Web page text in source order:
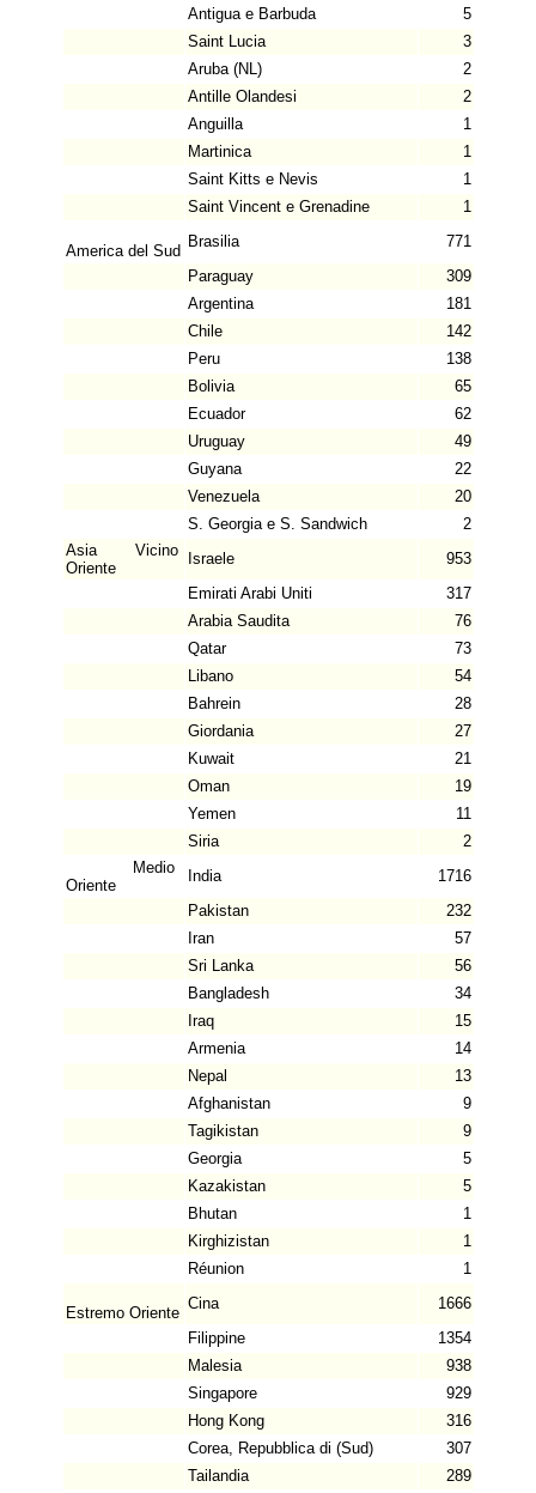
Antigua e Barbuda
5
Saint Lucia
3
Aruba (NL)
2
Antille Olandesi
2
Anguilla
1
Martinica
1
Saint Kitts e Nevis
1
Saint Vincent e Grenadine
1
America del Sud
Brasilia
771
Paraguay
309
Argentina
181
Chile
142
Peru
138
Bolivia
65
Ecuador
62
Uruguay
49
Guyana
22
Venezuela
20
S. Georgia e S. Sandwich
2
Asia Vicino
Oriente
Israele
953
Emirati Arabi Uniti
317
Arabia Saudita
76
Qatar
73
Libano
54
Bahrein
28
Giordania
27
Kuwait
21
Oman
19
Yemen
11
Siria
2
Medio
Oriente
India
1716
Pakistan
232
Iran
57
Sri Lanka
56
Bangladesh
34
Iraq
15
Armenia
14
Nepal
13
Afghanistan
9
Tagikistan
9
Georgia
5
Kazakistan
5
Bhutan
1
Kirghizistan
1
Réunion
1
Estremo Oriente
Cina
1666
Filippine
1354
Malesia
938
Singapore
929
Hong Kong
316
Corea, Repubblica di (Sud)
307
Tailandia
289